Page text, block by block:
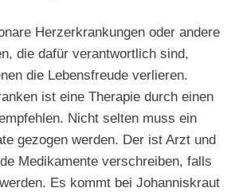
Herzerkrankungen oder andere
die dafür verantwortlich sind,
die Lebensfreude verlieren.
ist eine Therapie durch einen
Nicht selten muss ein
gezogen werden. Der ist Arzt und
Medikamente verschreiben, falls
Es kommt bei Johanniskraut